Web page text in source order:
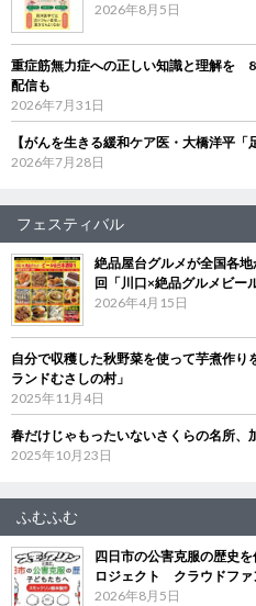
2026年8月5日
重症筋無力症への正しい知識と理解を
配信も
2026年7月31日
【がんを生きる緩和ケア医・大橋洋平
2026年7月28日
フェスティバル
絶品屋台グルメが全国各
回「川口×絶品グルメビー
2026年4月15日
自分で収穫した秋野菜を使って芋煮作
ランドむさしの村」
2025年11月4日
春だけじゃもったいないさくらの名所、
2025年10月23日
ふむふむ
四日市の公害克服の歴史
ロジェクト クラウドファ
2026年8月5日